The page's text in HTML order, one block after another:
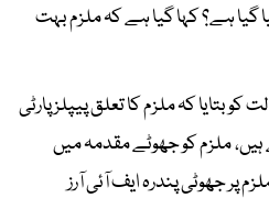
گیا ہے؟ کہا گیا ہے کہ ملزم بہت
بتایا کہ ملزم کا تعلق پیپلز پارٹی
ملزم کو جھوٹے مقدمہ میں
پر جھوٹی پندرہ ایف آئی آرز